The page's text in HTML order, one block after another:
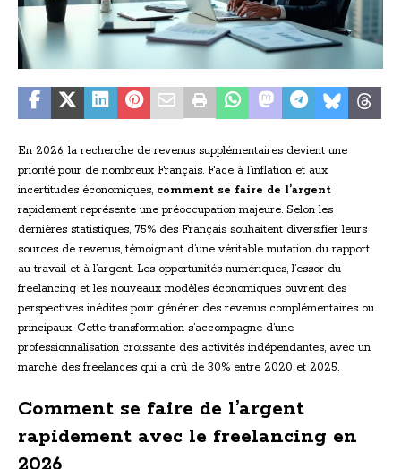
En 2026, la recherche de revenus supplémentaires devient une
priorité pour de nombreux Français. Face à l’inflation et aux
incertitudes économiques, comment se faire de l’argent
rapidement représente une préoccupation majeure. Selon les
dernières statistiques, 75% des Français souhaitent diversifier leurs
sources de revenus, témoignant d’une véritable mutation du rapport
au travail et à l’argent. Les opportunités numériques, l’essor du
freelancing et les nouveaux modèles économiques ouvrent des
perspectives inédites pour générer des revenus complémentaires ou
principaux. Cette transformation s’accompagne d’une
professionnalisation croissante des activités indépendantes, avec un
marché des freelances qui a crû de 30% entre 2020 et 2025.
Comment se faire de l’argent
rapidement avec le freelancing en